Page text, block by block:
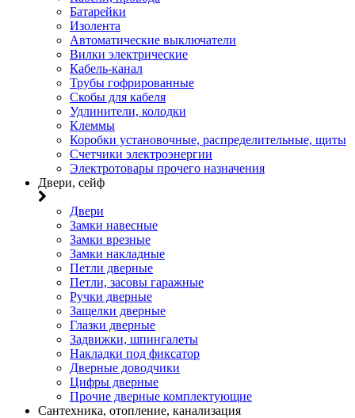
Батарейки
Изолента
Автоматические выключатели
Вилки электрические
Кабель-канал
Трубы гофрированные
Скобы для кабеля
Удлинители, колодки
Клеммы
Коробки установочные, распределительные, щиты
Счетчики электроэнергии
Электротовары прочего назначения
Двери, сейф
Двери
Замки навесные
Замки врезные
Замки накладные
Петли дверные
Петли, засовы гаражные
Ручки дверные
Защелки дверные
Глазки дверные
Задвижки, шпингалеты
Накладки под фиксатор
Дверные доводчики
Цифры дверные
Прочие дверные комплектующие
Сантехника, отопление, канализация